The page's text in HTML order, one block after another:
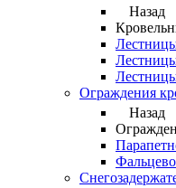
Назад
Ограждения
Назад